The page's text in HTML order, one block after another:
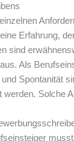
Erfahrung,
sind
Als
Spontanität
Solche